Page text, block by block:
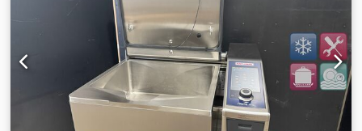
dohodě Změny a chyby vyhrazeny. Máte dotazy,
potřebujete poradit nebo si chcete něco prohlédnout
osobně? Můžete nás kontaktovat telefonicky během naší
pracovní doby: Pondělí až pátek 09:00 - 13:00 a 14:00 -
17:00. Prodej probíhá výhradně za podmínek našich
všeobecných obchodních podmínek (VOP).
Poskytujeme servis: Rádi vám pomůžeme s vyhledáním
certifikovaného zákaznického servisu Rational. Hledáte
konkrétní typ zařízení Rational? Zeptejte se nás, máme
přístup k rozsáhlému sortimentu použitých i nových
zařízení. Rádi vás poradíme ohledně všech typů zařízení.
Naše služby v oblasti použitých zařízení: * 6měsíční záruka
na elektrické díly, omezená na výměnu vadných dílů, bez